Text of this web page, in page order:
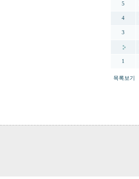
5
4
3
1
목록보기